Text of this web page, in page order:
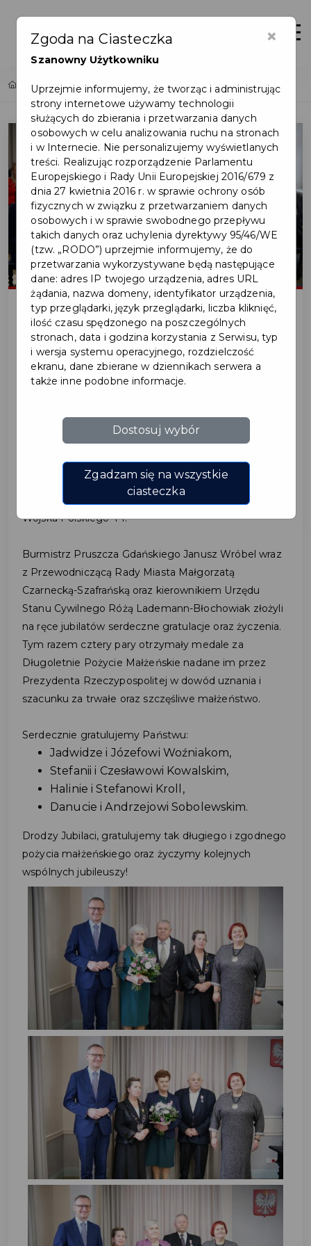
Zaloguj
Home Lista aktualności Jubileusze pożycia małżeńskiego
2024-01-16
JUBILEUSZE POŻYCIA
16 stycznia 2024 r. odbyły się pierwsze w tym roku
uroczystości jubileuszy wieloletniego pożycia
małżeńskiego w sali ślubów Urzędu Stanu Cywilnego
w Pruszczu Gdańskim w Domu Młynarza przy ul.
Wojska Polskiego 44.
Burmistrz Pruszcza Gdańskiego Janusz Wróbel wraz
z Przewodniczącą Rady Miasta Małgorzatą
Czarnecką-Szafrańską oraz kierownikiem Urzędu
Stanu Cywilnego Różą Lademann-Błochowiak złożyli
na ręce jubilatów serdeczne gratulacje oraz życzenia.
Tym razem cztery pary otrzymały medale za
Długoletnie Pożycie Małżeńskie nadane im przez
Prezydenta Rzeczypospolitej w dowód uznania i
szacunku za trwałe oraz szczęśliwe małżeństwo.
Serdecznie gratulujemy Państwu:
Jadwidze i Józefowi Woźniakom,
Stefanii i Czesławowi Kowalskim,
Halinie i Stefanowi Kroll,
Danucie i Andrzejowi Sobolewskim.
Drodzy Jubilaci, gratulujemy tak długiego i zgodnego
pożycia małżeńskiego oraz życzymy kolejnych
wspólnych jubileuszy!
×
Zgoda na Ciasteczka
Szanowny Użytkowniku
Uprzejmie informujemy, że tworząc i administrując
strony internetowe używamy technologii
służących do zbierania i przetwarzania danych
osobowych w celu analizowania ruchu na stronach
i w Internecie. Nie personalizujemy wyświetlanych
treści. Realizując rozporządzenie Parlamentu
Europejskiego i Rady Unii Europejskiej 2016/679 z
dnia 27 kwietnia 2016 r. w sprawie ochrony osób
fizycznych w związku z przetwarzaniem danych
osobowych i w sprawie swobodnego przepływu
takich danych oraz uchylenia dyrektywy 95/46/WE
(tzw. „RODO”) uprzejmie informujemy, że do
przetwarzania wykorzystywane będą następujące
dane: adres IP twojego urządzenia, adres URL
żądania, nazwa domeny, identyfikator urządzenia,
typ przeglądarki, język przeglądarki, liczba kliknięć,
ilość czasu spędzonego na poszczególnych
stronach, data i godzina korzystania z Serwisu, typ
i wersja systemu operacyjnego, rozdzielczość
ekranu, dane zbierane w dziennikach serwera a
także inne podobne informacje.
Dostosuj wybór
Zgadzam się na wszystkie
ciasteczka